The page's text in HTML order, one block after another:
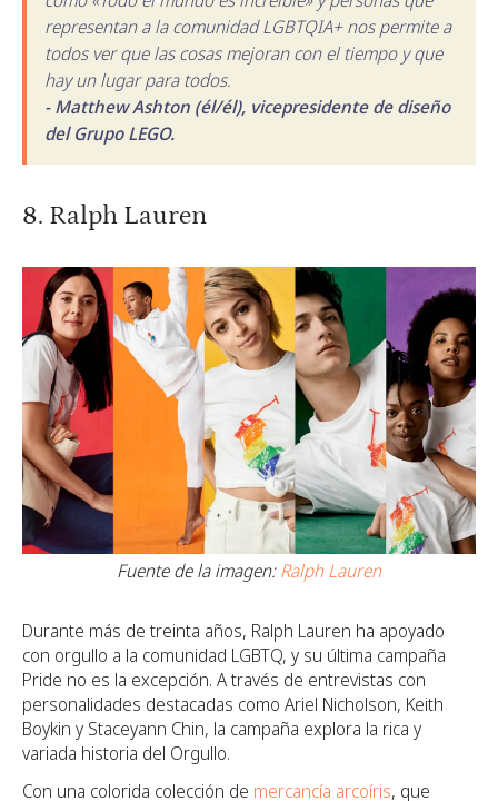
representan a la comunidad LGBTQIA+ nos permite a
todos ver que las cosas mejoran con el tiempo y que
hay un lugar para todos.
- Matthew Ashton (él/él), vicepresidente de diseño
del Grupo LEGO.
8. Ralph Lauren
Fuente de la imagen:Ralph Lauren
Durante más de treinta años, Ralph Lauren ha apoyado
con orgullo a la comunidad LGBTQ, y su última campaña
Pride no es la excepción. A través de entrevistas con
personalidades destacadas como Ariel Nicholson, Keith
Boykin y Staceyann Chin, la campaña explora la rica y
variada historia del Orgullo.
Con una colorida colección de mercancía arcoíris, que